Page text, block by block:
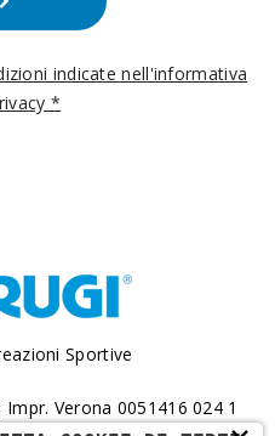
indicate nell'informativa
*
Sportive
Verona 0051416 024 1